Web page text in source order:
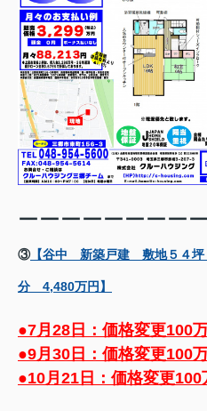
ーーーーーーーー
③【谷中 新築戸建 敷地５４
分 4,480万円】
●7月28日：価格変更100
●9月30日：価格変更100
●10月21日：価格変更100